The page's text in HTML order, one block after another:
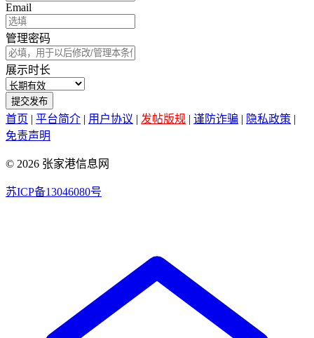
Email
管理密码
展示时长
提交发布
首页 | 平台简介 | 用户协议 | 发帖版规 | 谨防诈骗 | 隐私政策 |
免责声明
© 2026 张家港信息网
苏ICP备13046080号